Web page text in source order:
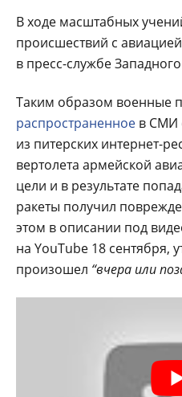
В ходе масштабных
происшествий с
в пресс-службе
Таким образом военные
распространенное в СМИ
из питерских интернет-
вертолета армейской
цели и в результате
ракеты получил
этом в описании под
на YouTube 18 сентября,
произошел “вчера или